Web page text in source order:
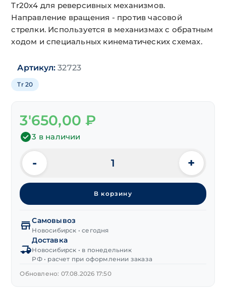
Tr20х4 для реверсивных механизмов.
Направление вращения - против часовой
стрелки. Используется в механизмах с обратным
ходом и специальных кинематических схемах.
Артикул: 32723
Tr 20
3'650,00₽
3 в наличии
Количество
товара
Гайка
с
резьбой
круглая
левая
Tr
20х4
(D45
- +
В корзину
Самовывоз
Новосибирск • сегодня
Доставка
Новосибирск • в понедельник
РФ • расчет при оформлении заказа
Обновлено: 07.08.2026 17:50